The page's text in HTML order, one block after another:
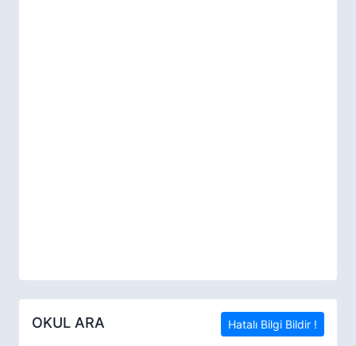
OKUL ARA Hatalı Bilgi Bildir !